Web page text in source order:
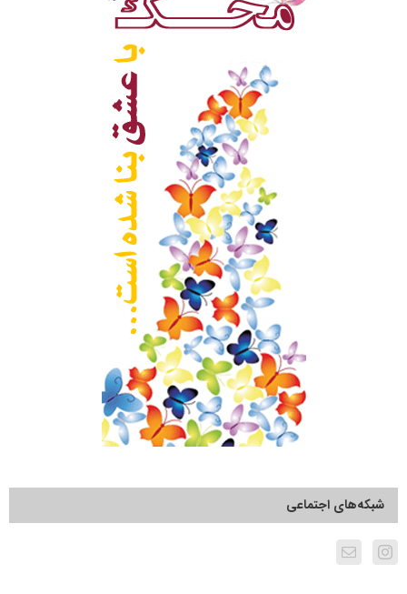
شبکه‌های اجتماعی